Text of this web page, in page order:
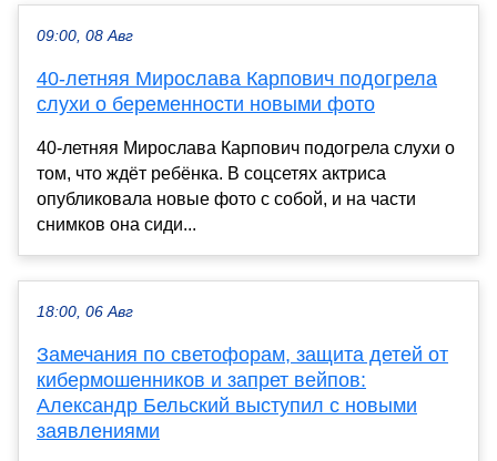
09:00, 08 Авг
40-летняя Мирослава Карпович подогрела
слухи о беременности новыми фото
40-летняя Мирослава Карпович подогрела слухи о
том, что ждёт ребёнка. В соцсетях актриса
опубликовала новые фото с собой, и на части
снимков она сиди...
18:00, 06 Авг
Замечания по светофорам, защита детей от
кибермошенников и запрет вейпов:
Александр Бельский выступил с новыми
заявлениями